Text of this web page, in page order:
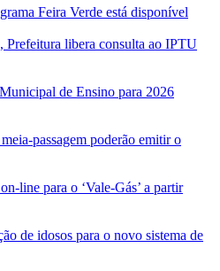
Feira Verde está disponível
Prefeitura libera consulta ao IPTU
de Ensino para 2026
passagem poderão emitir o
line para o ‘Vale-Gás’ a partir
de idosos para o novo sistema de